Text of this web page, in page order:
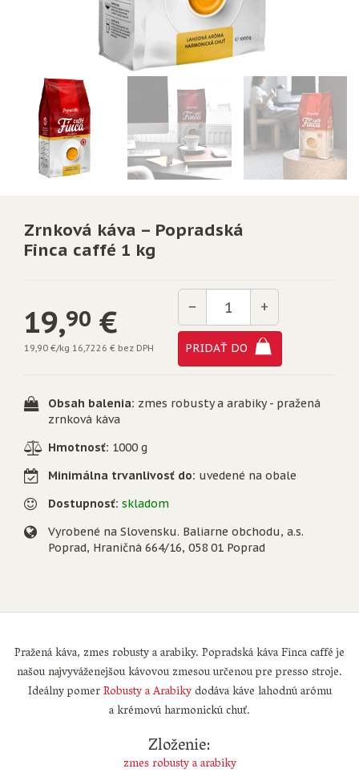
Zrnková káva – Popradská
Finca caffé 1 kg
19,90 €
19,90 €/kg 16,7226 € bez DPH
−
Množstvo
+
PRIDAŤ DO
Obsah balenia: zmes robusty a arabiky - pražená
zrnková káva
Hmotnosť: 1000 g
Minimálna trvanlivosť do: uvedené na obale
Dostupnosť: skladom
Vyrobené na Slovensku. Baliarne obchodu, a.s.
Poprad, Hraničná 664/16, 058 01 Poprad
Pražená káva, zmes robusty a arabiky. Popradská káva Finca caffé je
našou najvyváženejšou kávovou zmesou určenou pre presso stroje.
Ideálny pomerRobusty a Arabikydodáva káve lahodnú arómu
a krémovú harmonickú chuť.
Zloženie:
zmes robusty a arabiky